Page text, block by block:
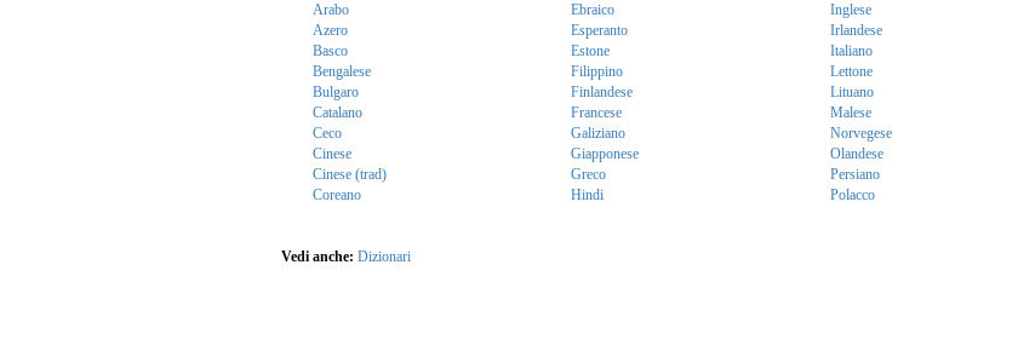
Arabo
Ebraico Inglese
Azero
Esperanto Irlandese
Basco
Estone Italiano
Bengalese
Filippino Lettone
Bulgaro
Finlandese Lituano
Catalano
Francese Malese
Ceco
Galiziano Norvegese
Cinese
Giapponese Olandese
Cinese (trad)
Greco Persiano
Coreano
Hindi Polacco
Vedi anche: Dizionari